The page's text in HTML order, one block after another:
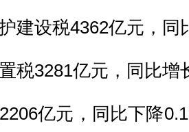
设税4362亿元，同
3281亿元，同比增
亿元，同比下降